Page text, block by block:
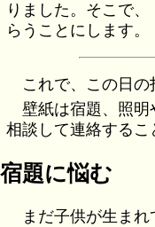
りました。そこで
らうことにします。
これで、この日の
壁紙は宿題、照
相談して連絡するこ
宿題に悩む
まだ子供が生まれ